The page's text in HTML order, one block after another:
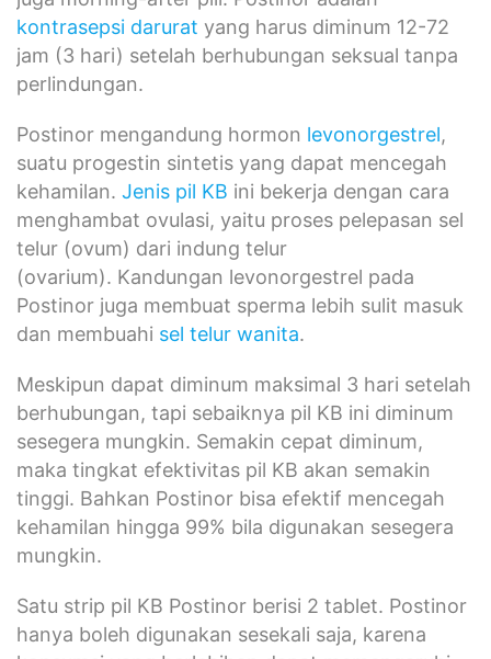
kontrasepsi darurat yang harus diminum 12-72
jam (3 hari) setelah berhubungan seksual tanpa
perlindungan.
Postinor mengandung hormon levonorgestrel,
suatu progestin sintetis yang dapat mencegah
kehamilan. Jenis pil KB ini bekerja dengan cara
menghambat ovulasi, yaitu proses pelepasan sel
telur (ovum) dari indung telur
(ovarium). Kandungan levonorgestrel pada
Postinor juga membuat sperma lebih sulit masuk
dan membuahi sel telur wanita.
Meskipun dapat diminum maksimal 3 hari setelah
berhubungan, tapi sebaiknya pil KB ini diminum
sesegera mungkin. Semakin cepat diminum,
maka tingkat efektivitas pil KB akan semakin
tinggi. Bahkan Postinor bisa efektif mencegah
kehamilan hingga 99% bila digunakan sesegera
mungkin.
Satu strip pil KB Postinor berisi 2 tablet. Postinor
hanya boleh digunakan sesekali saja, karena